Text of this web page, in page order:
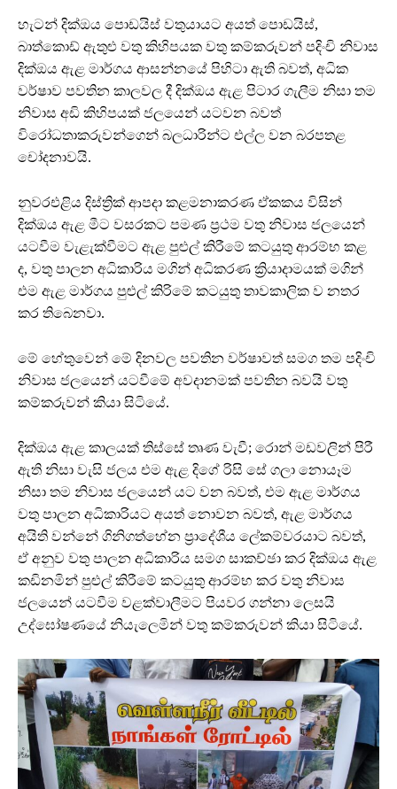
හැටන් දික්ඔය පොඩයිස් වතුයායට අයත් පොඩයිස්,
බාත්කොඩ් ඇතුළු වතු කිහිපයක වතු කම්කරුවන් පදිංචි නිවාස
දික්ඔය ඇළ මාර්ගය ආසන්නයේ පිහිටා ඇති බවත්, අධික
වර්ෂාව පවතින කාලවල දී දික්ඔය ඇළ පිටාර ගැලීම නිසා තම
නිවාස අඩි කිහිපයක් ජලයෙන් යටවන බවත්
විරෝධතාකරුවන්ගෙන් බලධාරින්ට එල්ල වන බරපතළ
චෝදනාවයි.
නුවරඑළිය දිස්ත්‍රික් ආපදා කළමනාකරණ ඒකකය විසින්
දික්ඔය ඇළ මීට වසරකට පමණ ප්‍රථම වතු නිවාස ජලයෙන්
යටවීම වැළැක්වීමට ඇළ පුළුල් කිරීමේ කටයුතු ආරම්භ කළ
ද, වතු පාලන අධිකාරිය මගින් අධිකරණ ක්‍රියාදාමයක් මගින්
එම ඇළ මාර්ගය පුළුල් කිරිමේ කටයුතු තාවකාලික ව නතර
කර තිබෙනවා.
මේ හේතුවෙන් මේ දිනවල පවතින වර්ෂාවත් සමග තම පදිංචි
නිවාස ජලයෙන් යටවීමේ අවදානමක් පවතින බවයි වතු
කම්කරුවන් කියා සිටියේ.
දික්ඔය ඇළ කාලයක් තිස්සේ තෘණ වැවී; රොන් මඩවලින් පිරී
ඇති නිසා වැසි ජලය එම ඇළ දිගේ රිසි සේ ගලා නොයෑම
නිසා තම නිවාස ජලයෙන් යට වන බවත්, එම ඇළ මාර්ගය
වතු පාලන අධිකාරියට අයත් නොවන බවත්, ඇළ මාර්ගය
අයිති වන්නේ ගිනිගත්හේන ප්‍රාදේශීය ලේකම්වරයාට බවත්,
ඒ අනුව වතු පාලන අධිකාරිය සමග සාකච්ඡා කර දික්ඔය ඇළ
කඩිනමින් පුළුල් කිරීමේ කටයුතු ආරම්භ කර වතු නිවාස
ජලයෙන් යටවීම වළක්වාලීමට පියවර ගන්නා ලෙසයි
උද්ඝෝෂණයේ නියැලෙමින් වතු කම්කරුවන් කියා සිටියේ.